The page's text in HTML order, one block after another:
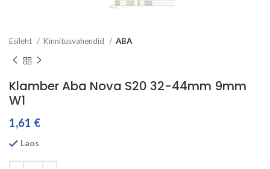
Esileht Kinnitusvahendid ABA
Klamber Aba Nova S20 32-44mm 9mm
W1
1,61 €
Laos